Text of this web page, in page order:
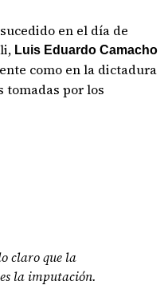
en el día de
Luis Eduardo Camacho
como en la dictadura
tomadas por los
claro que la
la imputación.